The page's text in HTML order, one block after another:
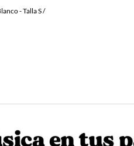
- Talla S /